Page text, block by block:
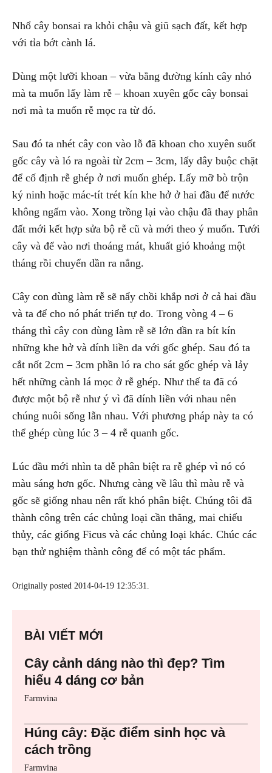
Nhổ cây bonsai ra khỏi chậu và giũ sạch đất, kết hợp
với tỉa bớt cành lá.
Dùng một lưỡi khoan – vừa bằng đường kính cây nhỏ
mà ta muốn lấy làm rễ – khoan xuyên gốc cây bonsai
nơi mà ta muốn rễ mọc ra từ đó.
Sau đó ta nhét cây con vào lỗ đã khoan cho xuyên suốt
gốc cây và ló ra ngoài từ 2cm – 3cm, lấy dây buộc chặt
để cố định rễ ghép ở nơi muốn ghép. Lấy mỡ bò trộn
ký ninh hoặc mác-tít trét kín khe hở ở hai đầu để nước
không ngấm vào. Xong trồng lại vào chậu đã thay phân
đất mới kết hợp sửa bộ rễ cũ và mới theo ý muốn. Tưới
cây và để vào nơi thoáng mát, khuất gió khoảng một
tháng rồi chuyển dần ra nắng.
Cây con dùng làm rễ sẽ nẩy chồi khắp nơi ở cả hai đầu
và ta để cho nó phát triển tự do. Trong vòng 4 – 6
tháng thì cây con dùng làm rễ sẽ lớn dần ra bít kín
những khe hở và dính liền da với gốc ghép. Sau đó ta
cắt nốt 2cm – 3cm phần ló ra cho sát gốc ghép và lảy
hết những cành lá mọc ở rễ ghép. Như thế ta đã có
được một bộ rễ như ý vì đã dính liền với nhau nên
chúng nuôi sống lẫn nhau. Với phương pháp này ta có
thể ghép cùng lúc 3 – 4 rễ quanh gốc.
Lúc đầu mới nhìn ta dễ phân biệt ra rễ ghép vì nó có
màu sáng hơn gốc. Nhưng càng về lâu thì màu rễ và
gốc sẽ giống nhau nên rất khó phân biệt. Chúng tôi đã
thành công trên các chủng loại cần thăng, mai chiếu
thủy, các giống Ficus và các chủng loại khác. Chúc các
bạn thử nghiệm thành công để có một tác phẩm.
Originally posted 2014-04-19 12:35:31.
BÀI VIẾT MỚI
Cây cảnh dáng nào thì đẹp? Tìm
hiểu 4 dáng cơ bản
Farmvina
Húng cây: Đặc điểm sinh học và
cách trồng
Farmvina